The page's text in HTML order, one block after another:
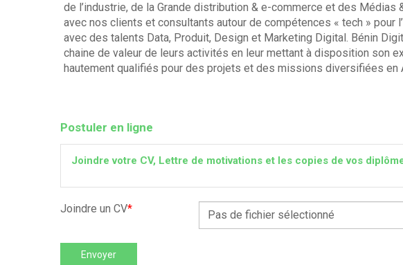
de l’industrie, de la Grande distribution & e-commerce et des Médias
avec nos clients et consultants autour de compétences « tech » pour
avec des talents Data, Produit, Design et Marketing Digital. Bénin
chaine de valeur de leurs activités en leur mettant à disposition son
hautement qualifiés pour des projets et des missions diversifiées en
Postuler en ligne
Joindre votre CV, Lettre de motivations et les copies de vos
Joindre un CV* Pas de fichier sélectionné
Envoyer